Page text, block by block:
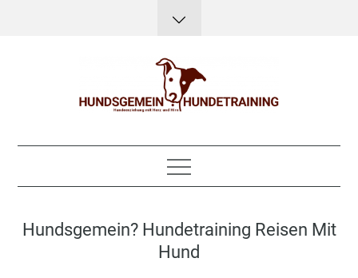
Hundsgemein?
Hundetraining
Hundsgemein? Hundetraining Reisen Mit
Hund